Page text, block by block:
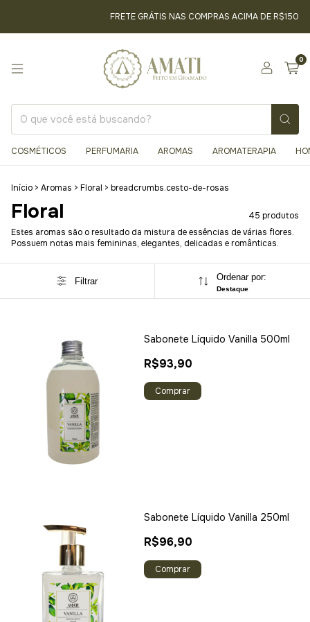
FRETE GRÁTIS NAS COMPRAS ACIMA DE R$150 5%
0
COSMÉTICOS PERFUMARIA AROMAS AROMATERAPIA
Início > Aromas > Floral > breadcrumbs.cesto-de-rosas
Floral
45 produtos
Estes aromas são o resultado da mistura de essências de várias flores.
Possuem notas mais femininas, elegantes, delicadas e românticas.
Filtrar Ordenar por:
Destaque
Sabonete Líquido Vanilla 500ml
R$93,90
Sabonete Líquido Vanilla 250ml
R$96,90